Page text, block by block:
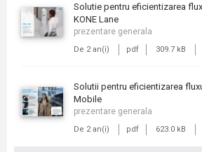
Solutie pentru eficientizarea fluxului de persoane
KONE Lane
De 2 an(i) pdf 309.7 kB
prezentare generala
Solutii pentru eficientizarea fluxului de persoane KONE
Mobile
De 2 an(i) pdf 623.0 kB
prezentare generala